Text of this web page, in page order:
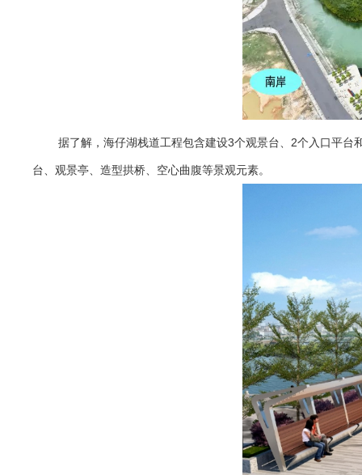
据了解，海仔湖栈道工程包含建设3个观景台、2个入口平台
台、观景亭、造型拱桥、空心曲腹等景观元素。